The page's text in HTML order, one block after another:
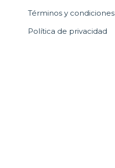
Términos y condiciones
Política de privacidad